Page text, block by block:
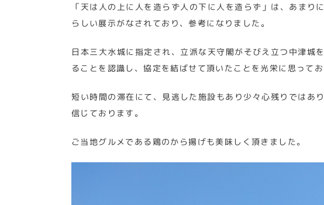
「天は人の上に人を造らず人の下に人を造らず」は、あま
らしい展示がなされており、参考になりました。
日本三大水城に指定され、立派な天守閣がそびえ立つ中津
ることを認識し、協定を結ばせて頂いたことを光栄に思ってお
短い時間の滞在にて、見逃した施設もあり少々心残りではあ
信じております。
ご当地グルメである鶏のから揚げも美味しく頂きました。